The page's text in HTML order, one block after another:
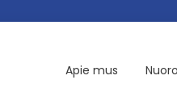
Apie mus